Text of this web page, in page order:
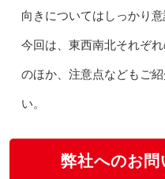
向きについてはしっかり
今回は、東西南北それぞ
のほか、注意点などもご
い。
弊社へのお問